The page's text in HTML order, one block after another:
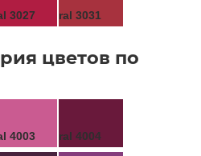
3027 ral 3031
цветов по
4003 ral 4004